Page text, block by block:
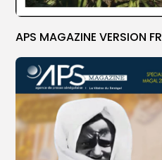
APS MAGAZINE VERSION FR